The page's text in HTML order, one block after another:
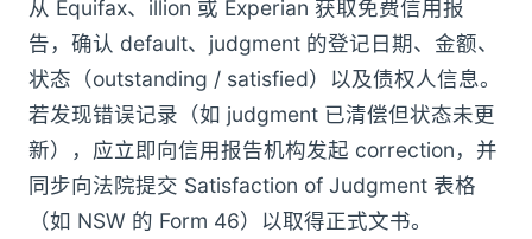
从 Equifax、illion 或 Experian 获取免费信用报
告，确认 default、judgment 的登记日期、金额、
状态（outstanding / satisfied）以及债权人信息。
若发现错误记录（如 judgment 已清偿但状态未更
新），应立即向信用报告机构发起 correction，并
同步向法院提交 Satisfaction of Judgment 表格
（如 NSW 的 Form 46）以取得正式文书。